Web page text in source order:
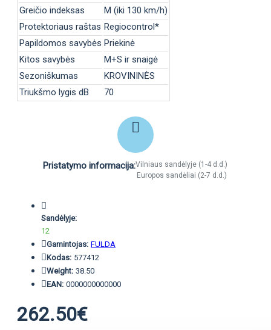
Greičio indeksas
M (iki 130 km/h)
Protektoriaus raštas Regiocontrol*
Papildomos savybės Priekinė
Kitos savybės
M+S ir snaigė
Sezoniškumas
KROVININĖS
Triukšmo lygis dB
70
Pristatymo informacija:Vilniaus sandėlyje (1-4 d.d.)
Europos sandėliai (2-7 d.d.)
Sandėlyje:
12
Gamintojas: FULDA
Kodas: 577412
Weight: 38.50
EAN: 0000000000000
262.50€